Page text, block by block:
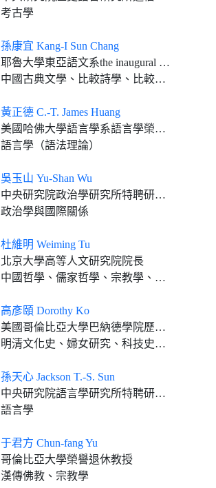
考古學
孫康宜 Kang-I Sun Chang
耶魯大學東亞語文系the inaugural Malcolm G. Chace '56 榮休講座教授
中國古典文學、比較詩學、比較文化評論、文化理論、美國性別研究
黃正德 C.-T. James Huang
美國哈佛大學語言學系語言學榮休教授
語言學（語法理論）
吳玉山 Yu-Shan Wu
中央研究院政治學研究所特聘研究員；臺灣大學政治系合聘教授
政治學與國際關係
杜維明 Weiming Tu
北京大學高等人文研究院院長
中國哲學、儒家哲學、宗教學、比較哲學、文明對話、精神人文主義
高彥頤 Dorothy Ko
美國哥倫比亞大學巴納德學院歷史系教授
明清文化史、婦女研究、科技史、藝術史
孫天心 Jackson T.-S. Sun
中央研究院語言學研究所特聘研究員（2018.08～） 國立台灣師範大學英語系講座教授（2019.06～）
語言學
于君方 Chun-fang Yu
哥倫比亞大學榮譽退休教授
漢傳佛教、宗教學